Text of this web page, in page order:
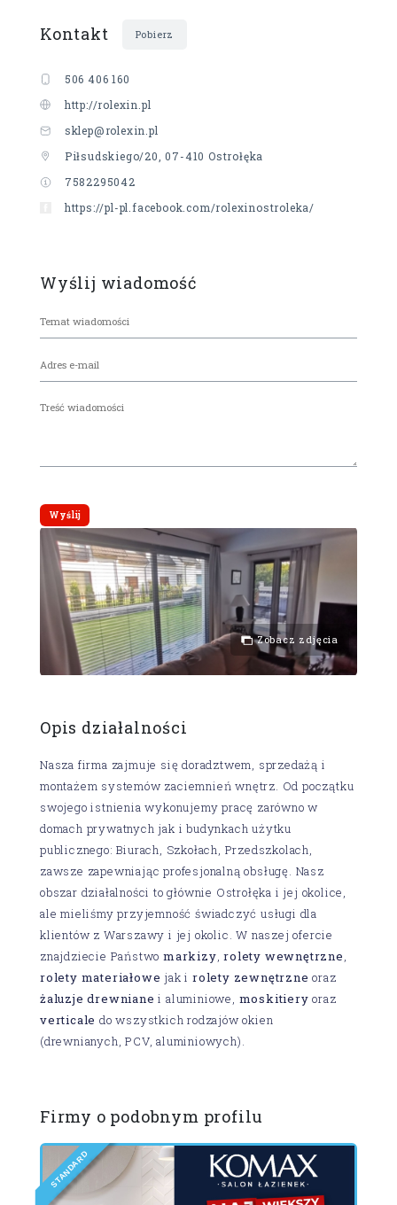
Kontakt Pobierz
506 406 160
http://rolexin.pl
sklep@rolexin.pl
Piłsudskiego/20, 07-410 Ostrołęka
7582295042
https://pl-pl.facebook.com/rolexinostroleka/
Wyślij wiadomość
Zobacz zdjęcia
Opis działalności
Nasza firma zajmuje się doradztwem, sprzedażą i
montażem systemów zaciemnień wnętrz. Od początku
swojego istnienia wykonujemy pracę zarówno w
domach prywatnych jak i budynkach użytku
publicznego: Biurach, Szkołach, Przedszkolach,
zawsze zapewniając profesjonalną obsługę. Nasz
obszar działalności to głównie Ostrołęka i jej okolice,
ale mieliśmy przyjemność świadczyć usługi dla
klientów z Warszawy i jej okolic. W naszej ofercie
znajdziecie Państwomarkizy,rolety wewnętrzne,
rolety materiałowe jak irolety zewnętrzne oraz
żaluzje drewniane i aluminiowe, moskitiery oraz
verticale do wszystkich rodzajów okien
(drewnianych, PCV, aluminiowych).
Firmy o podobnym profilu
STANDAR
D